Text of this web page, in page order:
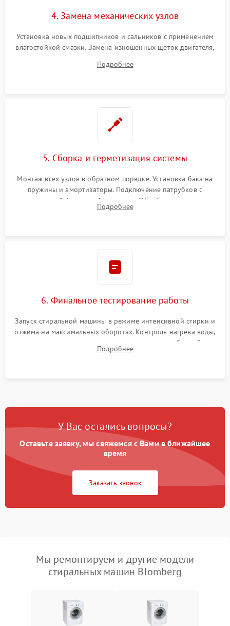
4. Замена механических узлов
Установка новых подшипников и сальников с применением
влагостойкой смазки. Замена изношенных щеток двигателя,
или поврежденной резиновой манжеты.
Подробнее
5. Сборка и герметизация системы
Монтаж всех узлов в обратном порядке. Установка бака на
пружины и амортизаторы. Подключение патрубков с
надежной фиксацией хомутами. Обработка стыков
герметиком для предотвращения возможных протечек воды.
Подробнее
6. Финальное тестирование работы
Запуск стиральной машины в режиме интенсивной стирки и
отжима на максимальных оборотах. Контроль нагрева воды,
корректности слива, отсутствия излишних вибраций,
посторонних стуков и протечек под корпусом.
Подробнее
У Вас остались вопросы?
Оставьте заявку, мы свяжемся с Вами в ближайшее
время
Заказать звонок
Мы ремонтируем и другие модели
стиральных машин Blomberg